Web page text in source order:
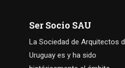
Ser Socio SAU
La Sociedad de Arquitectos
Uruguay es y ha sido